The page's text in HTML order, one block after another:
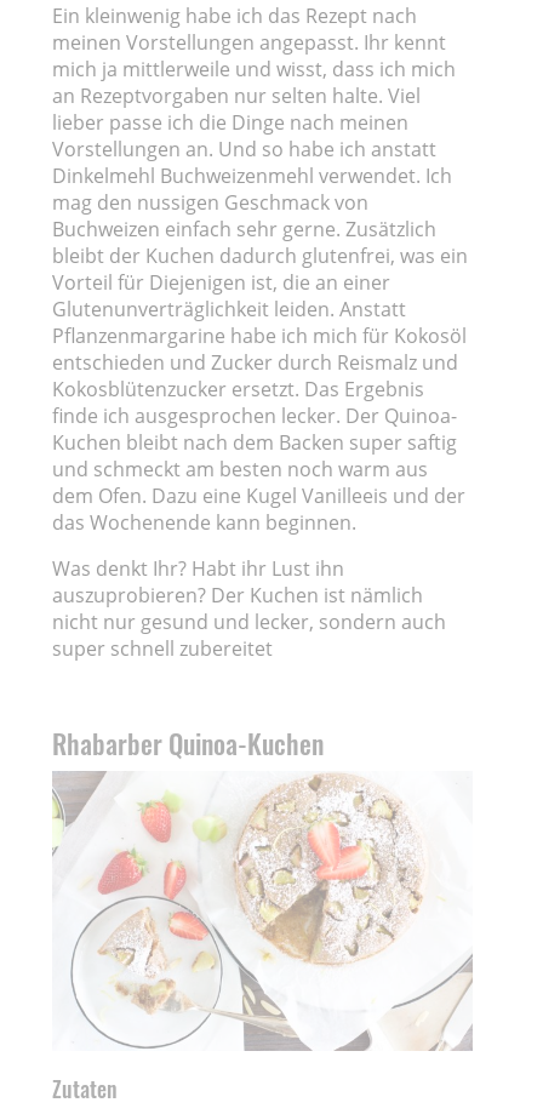
Ein kleinwenig habe ich das Rezept nach
meinen Vorstellungen angepasst. Ihr kennt
mich ja mittlerweile und wisst, dass ich mich
an Rezeptvorgaben nur selten halte. Viel
lieber passe ich die Dinge nach meinen
Vorstellungen an. Und so habe ich anstatt
Dinkelmehl Buchweizenmehl verwendet. Ich
mag den nussigen Geschmack von
Buchweizen einfach sehr gerne. Zusätzlich
bleibt der Kuchen dadurch glutenfrei, was ein
Vorteil für Diejenigen ist, die an einer
Glutenunverträglichkeit leiden. Anstatt
Pflanzenmargarine habe ich mich für Kokosöl
entschieden und Zucker durch Reismalz und
Kokosblütenzucker ersetzt. Das Ergebnis
finde ich ausgesprochen lecker. Der Quinoa-
Kuchen bleibt nach dem Backen super saftig
und schmeckt am besten noch warm aus
dem Ofen. Dazu eine Kugel Vanilleeis und der
das Wochenende kann beginnen.
Was denkt Ihr? Habt ihr Lust ihn
auszuprobieren? Der Kuchen ist nämlich
nicht nur gesund und lecker, sondern auch
super schnell zubereitet
Rhabarber Quinoa-Kuchen
Zutaten